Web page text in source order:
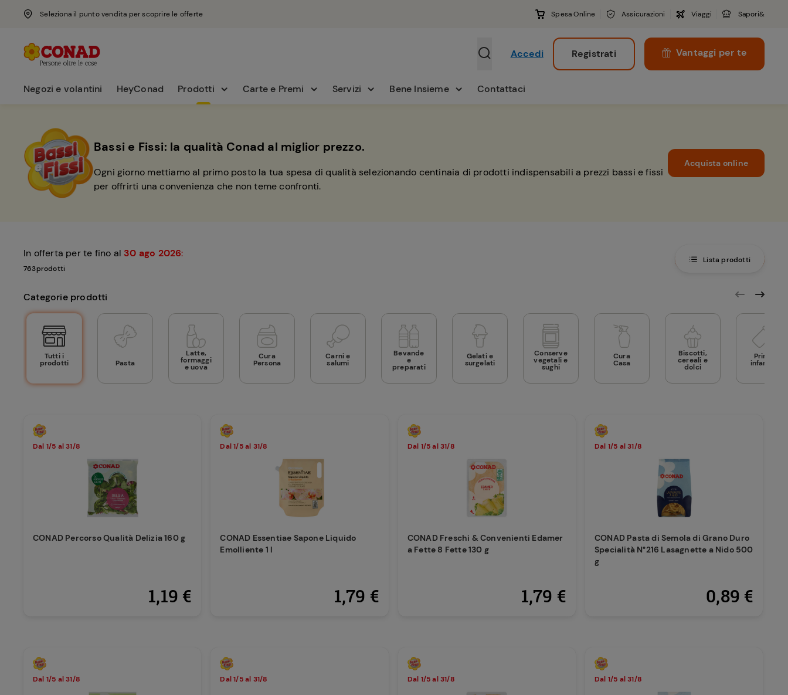
Seleziona il punto vendita per scoprire le offerte Spesa Online Assicurazioni Viaggi Sapori&
Accedi Registrati Vantaggi per te
Negozi e volantini HeyConad Prodotti Carte e Premi Servizi Bene Insieme Contattaci
Bassi e Fissi: la qualità Conad al miglior prezzo.
Ogni giorno mettiamo al primo posto la tua spesa di qualità selezionando centinaia di prodotti indispensabili a prezzi bassi e fissi
per offrirti una convenienza che non teme confronti.
Acquista online
In offerta per te fino al 30 ago 2026:
763prodotti
Lista prodotti
Categorie prodotti
Tutti i
prodotti Pasta
Latte,
formaggi
e uova
Cura
Persona
Carni e
salumi
Bevande
e
preparati
Gelati e
surgelati
Conserve
vegetali e
sughi
Cura
Casa
Biscotti,
cereali e
dolci
Prima
infanzia
Dal 1/5 al 31/8
CONAD Percorso Qualità Delizia 160 g
1,19 €
Dal 1/5 al 31/8
CONAD Essentiae Sapone Liquido
Emolliente 1 l
1,79 €
Dal 1/5 al 31/8
CONAD Freschi & Convenienti Edamer
a Fette 8 Fette 130 g
1,79 €
Dal 1/5 al 31/8
CONAD Pasta di Semola di Grano Duro
Specialità N°216 Lasagnette a Nido 500
g
0,89 €
Dal 1/5 al 31/8 Dal 1/5 al 31/8 Dal 1/5 al 31/8 Dal 1/5 al 31/8